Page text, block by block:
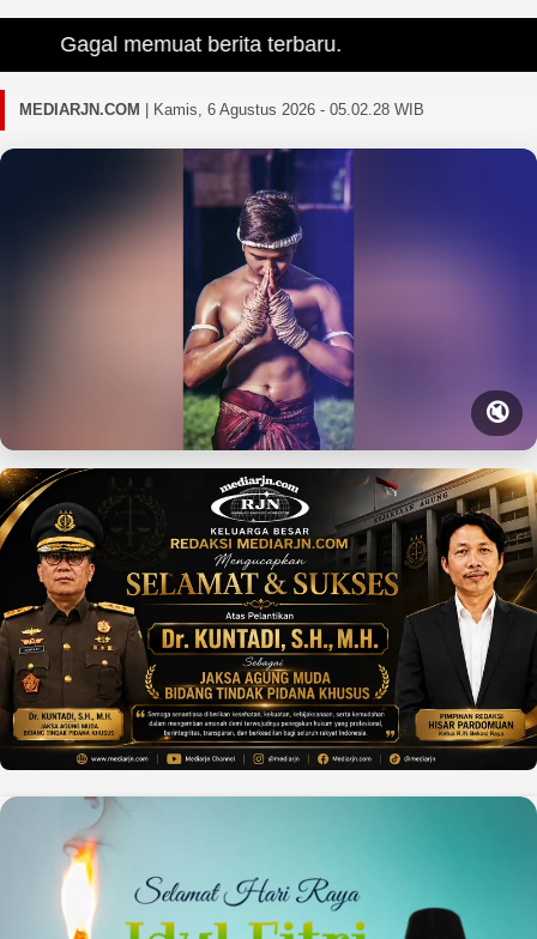
Gagal memuat berita terbaru.
MEDIARJN.COM Kamis, 6 Agustus 2026 - 05.02.30 WIB
🔇